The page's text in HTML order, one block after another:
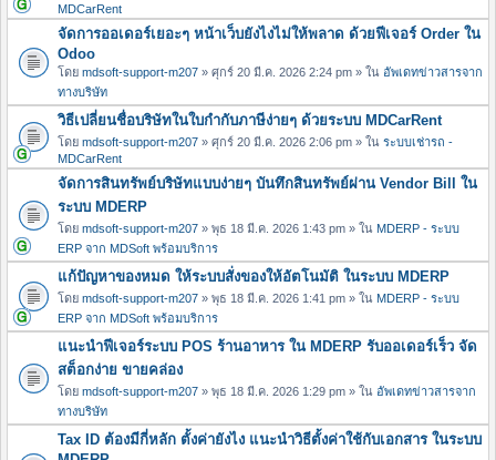
MDCarRent
จัดการออเดอร์เยอะๆ หน้าเว็บยังไงไม่ให้พลาด ด้วยฟีเจอร์ Order ใน
Odoo
โดย mdsoft-support-m207 » ศุกร์ 20 มี.ค. 2026 2:24 pm » ใน อัพเดทข่าวสารจาก
ทางบริษัท
วิธีเปลี่ยนชื่อบริษัทในใบกำกับภาษีง่ายๆ ด้วยระบบ MDCarRent
โดย mdsoft-support-m207 » ศุกร์ 20 มี.ค. 2026 2:06 pm » ใน ระบบเช่ารถ -
MDCarRent
จัดการสินทรัพย์บริษัทแบบง่ายๆ บันทึกสินทรัพย์ผ่าน Vendor Bill ใน
ระบบ MDERP
โดย mdsoft-support-m207 » พุธ 18 มี.ค. 2026 1:43 pm » ใน MDERP - ระบบ
ERP จาก MDSoft พร้อมบริการ
แก้ปัญหาของหมด ให้ระบบสั่งของให้อัตโนมัติ ในระบบ MDERP
โดย mdsoft-support-m207 » พุธ 18 มี.ค. 2026 1:41 pm » ใน MDERP - ระบบ
ERP จาก MDSoft พร้อมบริการ
แนะนำฟีเจอร์ระบบ POS ร้านอาหาร ใน MDERP รับออเดอร์เร็ว จัด
สต็อกง่าย ขายคล่อง
โดย mdsoft-support-m207 » พุธ 18 มี.ค. 2026 1:29 pm » ใน อัพเดทข่าวสารจาก
ทางบริษัท
Tax ID ต้องมีกี่หลัก ตั้งค่ายังไง แนะนำวิธีตั้งค่าใช้กับเอกสาร ในระบบ